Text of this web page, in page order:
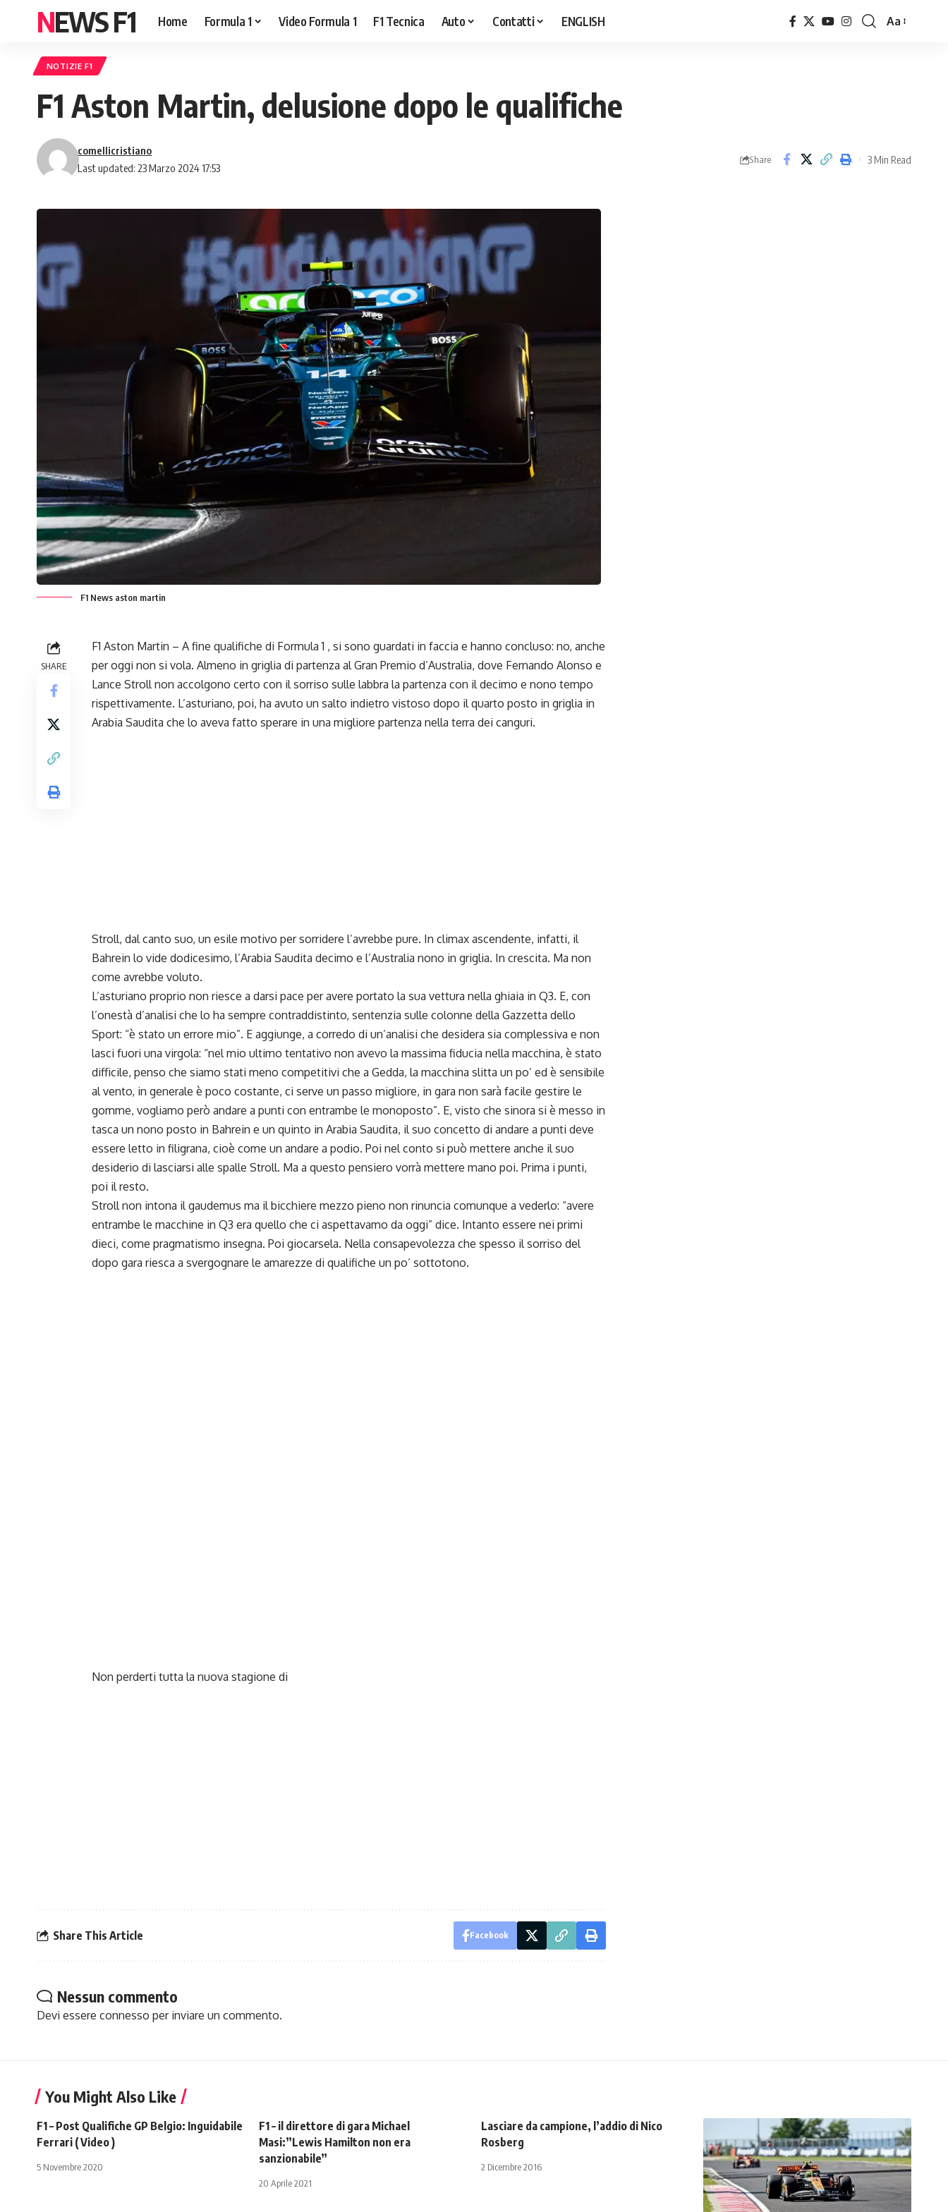
NEWS F1 Home Formula 1 Video Formula 1 F1 Tecnica Auto Contatti ENGLISH
Font
Aa
NOTIZIE F1
F1 Aston Martin, delusione dopo le qualifiche
Last updated: 23 Marzo 2024 17:53
comellicristiano
Share 3 Min Read
F1 News aston martin
SHARE
F1 Aston Martin – A fine qualifiche di Formula 1 , si sono guardati in faccia e hanno concluso: no, anche
per oggi non si vola. Almeno in griglia di partenza al Gran Premio d’Australia, dove Fernando Alonso e
Lance Stroll non accolgono certo con il sorriso sulle labbra la partenza con il decimo e nono tempo
rispettivamente. L’asturiano, poi, ha avuto un salto indietro vistoso dopo il quarto posto in griglia in
Arabia Saudita che lo aveva fatto sperare in una migliore partenza nella terra dei canguri.
Stroll, dal canto suo, un esile motivo per sorridere l’avrebbe pure. In climax ascendente, infatti, il
Bahrein lo vide dodicesimo, l’Arabia Saudita decimo e l’Australia nono in griglia. In crescita. Ma non
come avrebbe voluto.
L’asturiano proprio non riesce a darsi pace per avere portato la sua vettura nella ghiaia in Q3. E, con
l’onestà d’analisi che lo ha sempre contraddistinto, sentenzia sulle colonne della Gazzetta dello
Sport: “è stato un errore mio”. E aggiunge, a corredo di un’analisi che desidera sia complessiva e non
lasci fuori una virgola: “nel mio ultimo tentativo non avevo la massima fiducia nella macchina, è stato
difficile, penso che siamo stati meno competitivi che a Gedda, la macchina slitta un po’ ed è sensibile
al vento, in generale è poco costante, ci serve un passo migliore, in gara non sarà facile gestire le
gomme, vogliamo però andare a punti con entrambe le monoposto”. E, visto che sinora si è messo in
tasca un nono posto in Bahrein e un quinto in Arabia Saudita, il suo concetto di andare a punti deve
essere letto in filigrana, cioè come un andare a podio. Poi nel conto si può mettere anche il suo
desiderio di lasciarsi alle spalle Stroll. Ma a questo pensiero vorrà mettere mano poi. Prima i punti,
poi il resto.
Stroll non intona il gaudemus ma il bicchiere mezzo pieno non rinuncia comunque a vederlo: “avere
entrambe le macchine in Q3 era quello che ci aspettavamo da oggi” dice. Intanto essere nei primi
dieci, come pragmatismo insegna. Poi giocarsela. Nella consapevolezza che spesso il sorriso del
dopo gara riesca a svergognare le amarezze di qualifiche un po’ sottotono.
Non perderti tutta la nuova stagione di
Share This Article Facebook
Nessun commento
Devi essere connesso per inviare un commento.
You Might Also Like
F1 – Post Qualifiche GP Belgio: Inguidabile
Ferrari ( Video )
5 Novembre 2020
F1 – il direttore di gara Michael
Masi:”Lewis Hamilton non era
sanzionabile”
20 Aprile 2021
Lasciare da campione, l’addio di Nico
Rosberg
2 Dicembre 2016